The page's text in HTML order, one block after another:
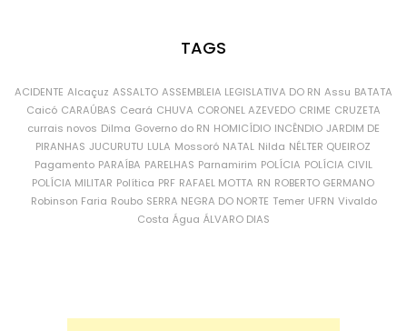
TAGS
ACIDENTE Alcaçuz ASSALTO ASSEMBLEIA LEGISLATIVA DO RN Assu BATATA
Caicó CARAÚBAS Ceará CHUVA CORONEL AZEVEDO CRIME CRUZETA
currais novos Dilma Governo do RN HOMICÍDIO INCÊNDIO JARDIM DE
PIRANHAS JUCURUTU LULA Mossoró NATAL Nilda NÉLTER QUEIROZ
Pagamento PARAÍBA PARELHAS Parnamirim POLÍCIA POLÍCIA CIVIL
POLÍCIA MILITAR Política PRF RAFAEL MOTTA RN ROBERTO GERMANO
Robinson Faria Roubo SERRA NEGRA DO NORTE Temer UFRN Vivaldo
Costa Água ÁLVARO DIAS